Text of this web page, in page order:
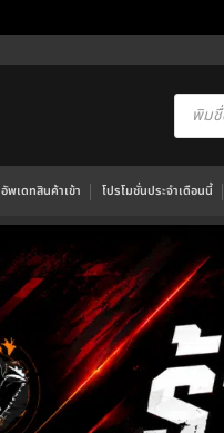
Products
search
อัพเดทสินค้าเข้า โปรโมชั่นประจำเดือนนี้